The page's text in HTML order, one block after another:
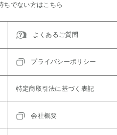
ちでない方はこちら
よくあるご質問
プライバシーポリシー
特定商取引法に基づく表記
会社概要